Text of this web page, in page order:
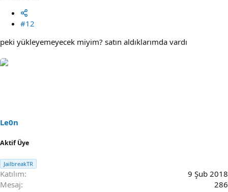
#12
peki yükleyemeyecek miyim? satın aldıklarımda vardı
Le0n
Aktif Üye
JailbreakTR
Katılım
9 Şub 2018
Mesaj
286